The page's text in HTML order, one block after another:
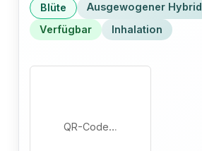
Blüte Ausgewogener Hybrid
Verfügbar
Inhalation
QR-Code…